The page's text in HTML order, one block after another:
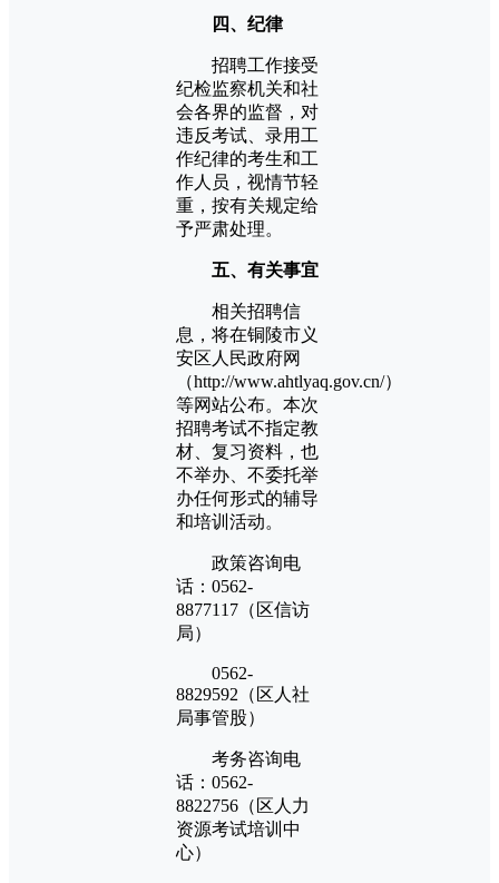
四、纪律
招聘工作接受
纪检监察机关和社
会各界的监督，对
违反考试、录用工
作纪律的考生和工
作人员，视情节轻
重，按有关规定给
予严肃处理。
五、有关事宜
相关招聘信
息，将在铜陵市义
安区人民政府网
（http://www.ahtlyaq.gov.cn/）
等网站公布。本次
招聘考试不指定教
材、复习资料，也
不举办、不委托举
办任何形式的辅导
和培训活动。
政策咨询电
话：0562-
8877117（区信访
局）
0562-
8829592（区人社
局事管股）
考务咨询电
话：0562-
8822756（区人力
资源考试培训中
心）